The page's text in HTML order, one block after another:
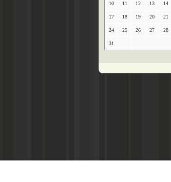
10 11 12 13 14
17 18 19 20 21
24 25 26 27 28
31